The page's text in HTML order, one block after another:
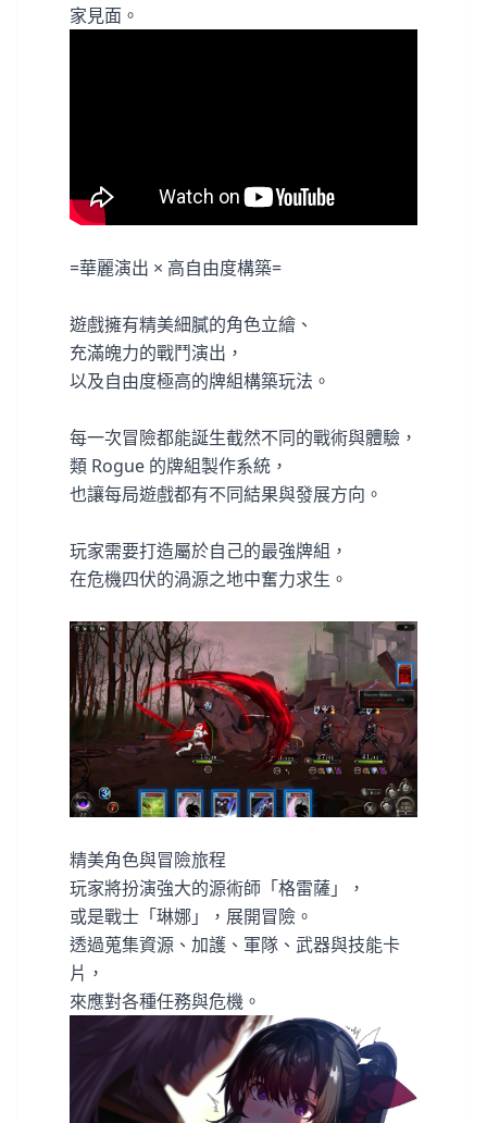
家見面。
=華麗演出 × 高自由度構築=
遊戲擁有精美細膩的角色立繪、
充滿魄力的戰鬥演出，
以及自由度極高的牌組構築玩法。
每一次冒險都能誕生截然不同的戰術與體驗，
類 Rogue 的牌組製作系統，
也讓每局遊戲都有不同結果與發展方向。
玩家需要打造屬於自己的最強牌組，
在危機四伏的渦源之地中奮力求生。
精美角色與冒險旅程
玩家將扮演強大的源術師「格雷薩」，
或是戰士「琳娜」，展開冒險。
透過蒐集資源、加護、軍隊、武器與技能卡
片，
來應對各種任務與危機。